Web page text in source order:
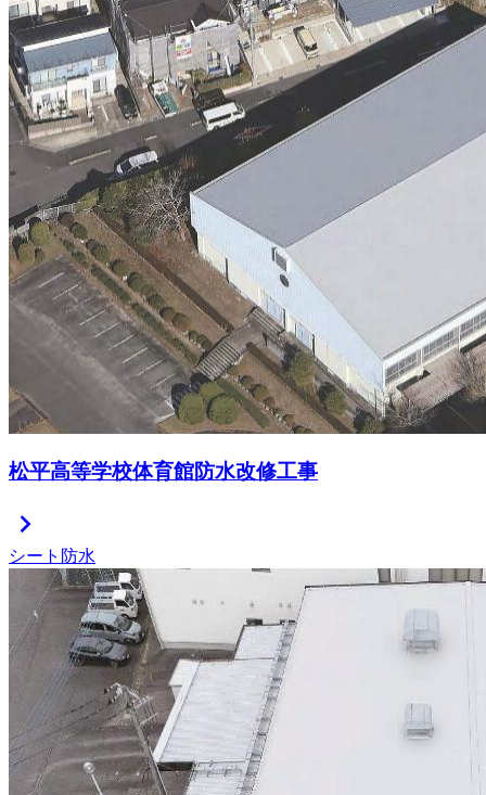
松平高等学校体育館防水改修工事
chevron_right
シート防水